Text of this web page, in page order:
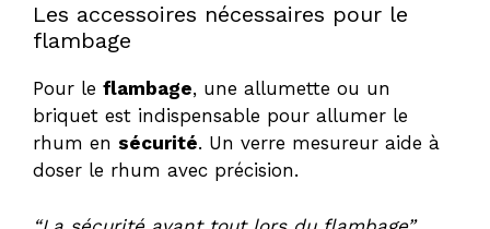
V
i
Les accessoires nécessaires pour le
flambage
Pour le flambage, une allumette ou un
briquet est indispensable pour allumer le
rhum en sécurité. Un verre mesureur aide à
doser le rhum avec précision.